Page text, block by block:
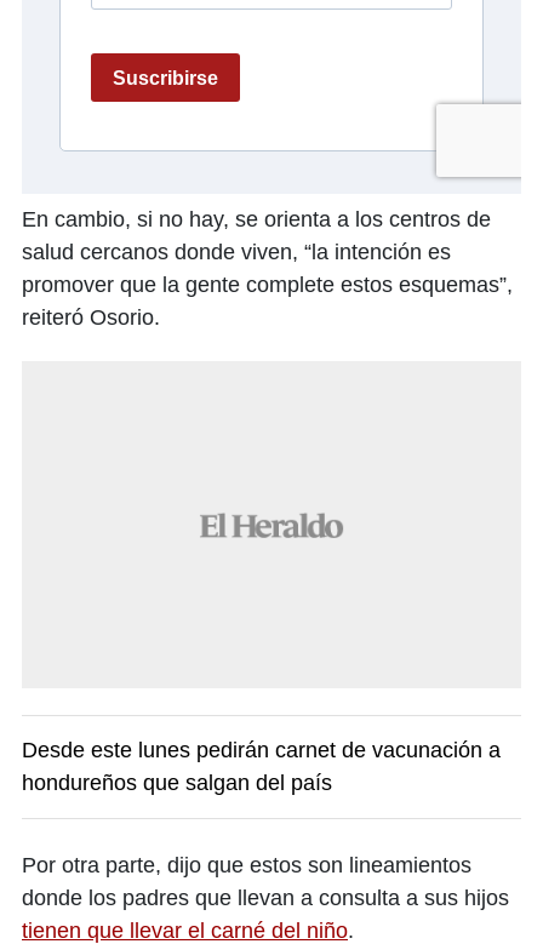
En cambio, si no hay, se orienta a los centros de
salud cercanos donde viven, “la intención es
promover que la gente complete estos esquemas”,
reiteró Osorio.
Desde este lunes pedirán carnet de vacunación a
hondureños que salgan del país
Por otra parte, dijo que estos son lineamientos
donde los padres que llevan a consulta a sus hijos
tienen que llevar el carné del niño.